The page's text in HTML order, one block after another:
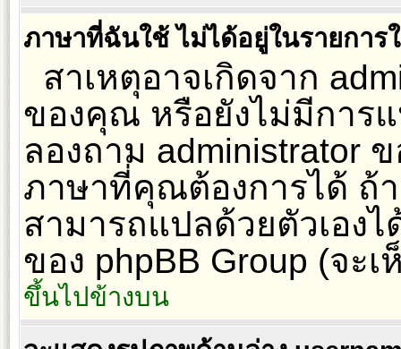
ภาษาที่ฉันใช้ ไม่ได้อยู่ในรายการ
สาเหตุอาจเกิดจาก
ของคุณ หรือยังไม่มีการ
ลองถาม administrator
ภาษาที่คุณต้องการได้ ถ้
สามารถแปลด้วยตัวเอง
ของ phpBB Group (จะ
ขึ้นไปข้างบน